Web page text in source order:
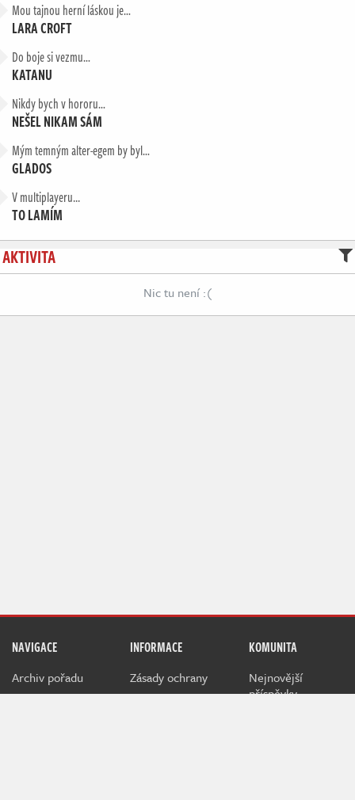
Mou tajnou herní láskou je…
LARA CROFT
Do boje si vezmu…
KATANU
Nikdy bych v hororu…
NEŠEL NIKAM SÁM
Mým temným alter-egem by byl…
GLADOS
V multiplayeru...
TO LAMÍM
AKTIVITA
Nic tu není :(
NAVIGACE
Archiv pořadu
INFORMACE
Zásady ochrany
KOMUNITA
Nejnovější
příspěvky